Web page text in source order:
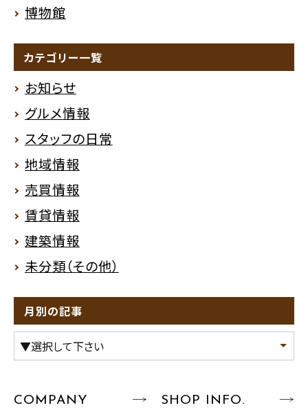
博物館
カテゴリー一覧
お知らせ
グルメ情報
スタッフの日常
地域情報
売買情報
賃貸情報
建築情報
未分類（その他）
月別の記事
COMPANY
SHOP INFO.